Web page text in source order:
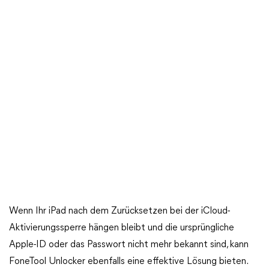
Wenn Ihr iPad nach dem Zurücksetzen bei der iCloud-
Aktivierungssperre hängen bleibt und die ursprüngliche
Apple-ID oder das Passwort nicht mehr bekannt sind, kann
FoneTool Unlocker ebenfalls eine effektive Lösung bieten.